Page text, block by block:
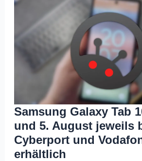
Samsung Galaxy Tab
und 5. August jeweils
Cyberport und
erhältlich